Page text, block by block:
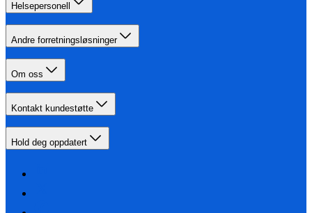
Helsepersonell
Andre forretningsløsninger
Om oss
Kontakt kundestøtte
Hold deg oppdatert